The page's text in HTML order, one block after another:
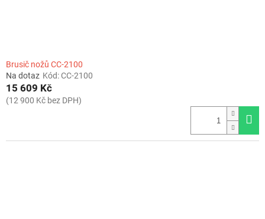
Brusič nožů CC-2100
Na dotaz Kód:CC-2100
15 609 Kč
(12 900 Kč bez DPH)